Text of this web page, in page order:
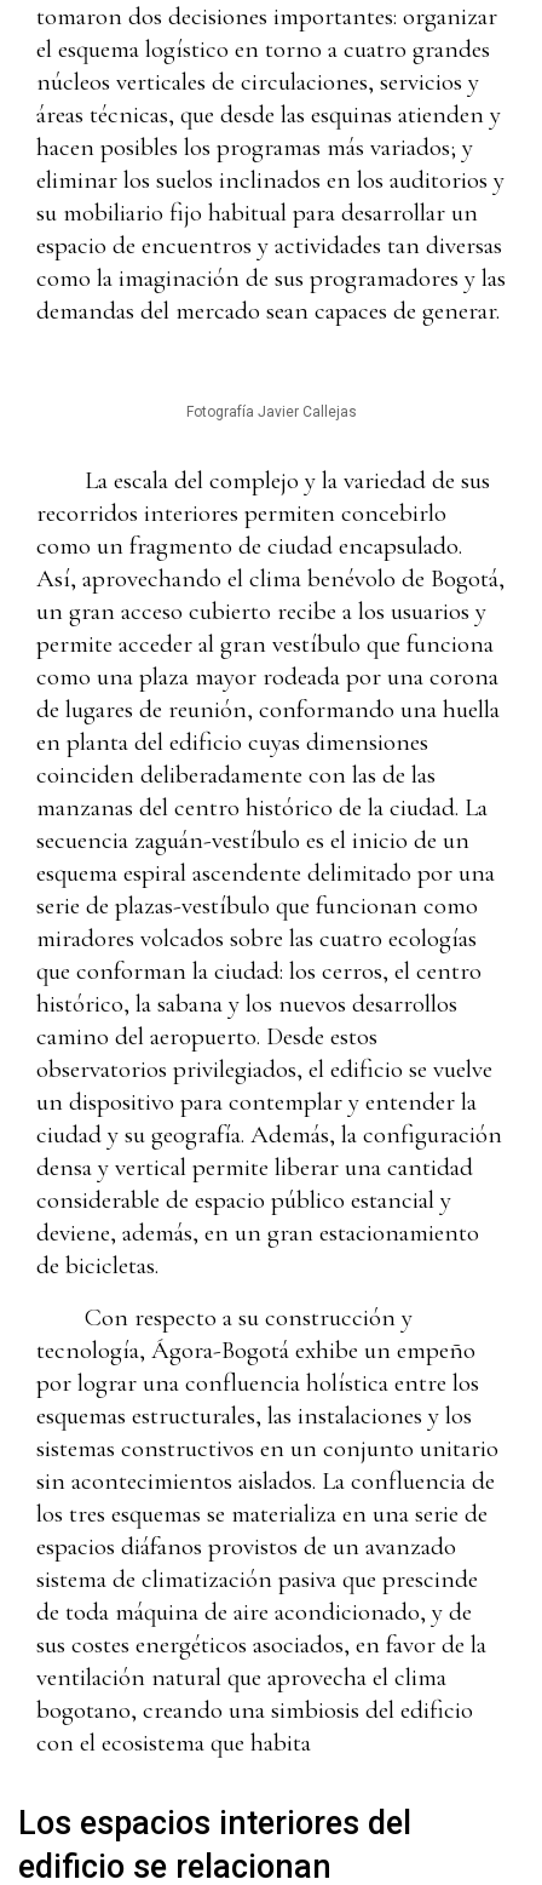
tomaron dos decisiones importantes: organizar
el esquema logístico en torno a cuatro grandes
núcleos verticales de circulaciones, servicios y
áreas técnicas, que desde las esquinas atienden y
hacen posibles los programas más variados; y
eliminar los suelos inclinados en los auditorios y
su mobiliario fijo habitual para desarrollar un
espacio de encuentros y actividades tan diversas
como la imaginación de sus programadores y las
demandas del mercado sean capaces de generar.
Fotografía Javier Callejas
La escala del complejo y la variedad de sus
recorridos interiores permiten concebirlo
como un fragmento de ciudad encapsulado.
Así, aprovechando el clima benévolo de Bogotá,
un gran acceso cubierto recibe a los usuarios y
permite acceder al gran vestíbulo que funciona
como una plaza mayor rodeada por una corona
de lugares de reunión, conformando una huella
en planta del edificio cuyas dimensiones
coinciden deliberadamente con las de las
manzanas del centro histórico de la ciudad. La
secuencia zaguán-vestíbulo es el inicio de un
esquema espiral ascendente delimitado por una
serie de plazas-vestíbulo que funcionan como
miradores volcados sobre las cuatro ecologías
que conforman la ciudad: los cerros, el centro
histórico, la sabana y los nuevos desarrollos
camino del aeropuerto. Desde estos
observatorios privilegiados, el edificio se vuelve
un dispositivo para contemplar y entender la
ciudad y su geografía. Además, la configuración
densa y vertical permite liberar una cantidad
considerable de espacio público estancial y
deviene, además, en un gran estacionamiento
de bicicletas.
Con respecto a su construcción y
tecnología, Ágora-Bogotá exhibe un empeño
por lograr una confluencia holística entre los
esquemas estructurales, las instalaciones y los
sistemas constructivos en un conjunto unitario
sin acontecimientos aislados. La confluencia de
los tres esquemas se materializa en una serie de
espacios diáfanos provistos de un avanzado
sistema de climatización pasiva que prescinde
de toda máquina de aire acondicionado, y de
sus costes energéticos asociados, en favor de la
ventilación natural que aprovecha el clima
bogotano, creando una simbiosis del edificio
con el ecosistema que habita
Los espacios interiores del
edificio se relacionan